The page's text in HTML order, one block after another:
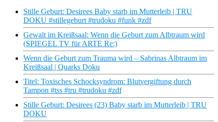
Stille Geburt: Desirees Baby starb im Mutterleib | TRU
DOKU #stillegeburt #trudoku #funk #zdf
Gewalt im Kreißsaal: Wenn die Geburt zum Albtraum wird
(SPIEGEL TV für ARTE Re:)
Wenn die Geburt zum Trauma wird – Sabrinas Albtraum im
Kreißsaal | Quarks Doku
Titel: Toxisches Schocksyndrom: Blutvergiftung durch
Tampon #tss #tru #trudoku #zdf
Stille Geburt: Desirees (23) Baby starb im Mutterleib | TRU
DOKU